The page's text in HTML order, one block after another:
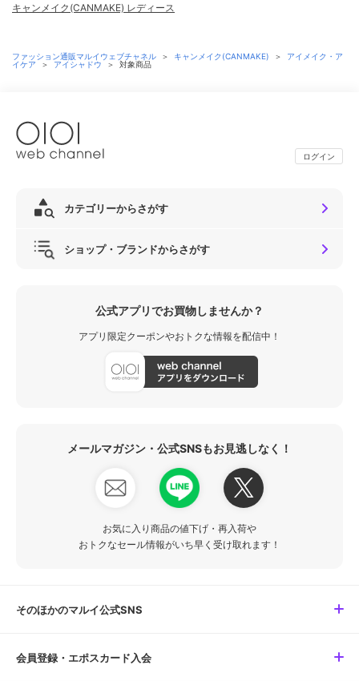
キャンメイク(CANMAKE) レディース
ファッション通販マルイウェブチャネル ＞ キャンメイク(CANMAKE) ＞
アイメイク・ア
イケア
＞ アイシャドウ ＞ 対象商品
ログイン
カテゴリーからさがす
ショップ・ブランドからさがす
公式アプリでお買物しませんか？
アプリ限定クーポンやおトクな情報を配信中！
メールマガジン・公式SNSもお見逃しなく！
お気に入り商品の値下げ・再入荷や
おトクなセール情報がいち早く受け取れます！
そのほかのマルイ公式SNS
会員登録・エポスカード入会